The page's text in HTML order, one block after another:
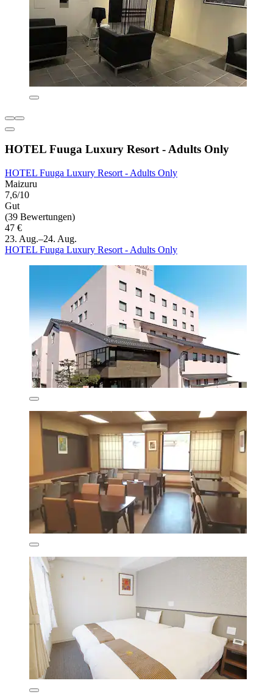
HOTEL Fuuga Luxury Resort - Adults Only
HOTEL Fuuga Luxury Resort - Adults Only
Maizuru
7,6/10
Gut
(39 Bewertungen)
47 €
23. Aug.–24. Aug.
HOTEL Fuuga Luxury Resort - Adults Only